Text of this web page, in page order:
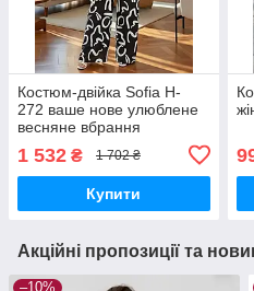
Костюм-двійка Sofia Н-
272 ваше нове улюблене
весняне вбрання
1 532 ₴ 1 702 ₴
Купити
Акційні пропозиції та
–10%